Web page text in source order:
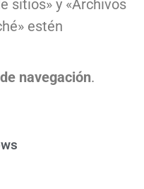
sitios» y «Archivos
estén
navegación.